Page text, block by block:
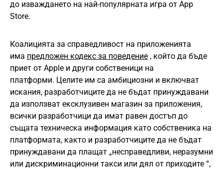
до изваждането на най-популярната игра от App
Storе.
Коалицията за справедливост на приложенията
има предложен кодекс за поведение , който да бъде
приет от Apple и други собственици на
платформи. Целите им са амбициозни и включват
искания, разработчиците да не бъдат принуждавани
да използват ексклузивен магазин за приложения,
всички разработчици да имат равен достъп до
същата техническа информация като собственика на
платформата, както и разработчиците да не бъдат
принуждавани да плащат „несправедливи, неразумни
или дискриминационни такси или дял от приходите “,